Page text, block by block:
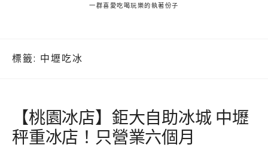
一群喜愛吃喝玩樂的執著份子
標籤: 中壢吃冰
【桃園冰店】鉅大自助冰城 中壢
秤重冰店！只營業六個月